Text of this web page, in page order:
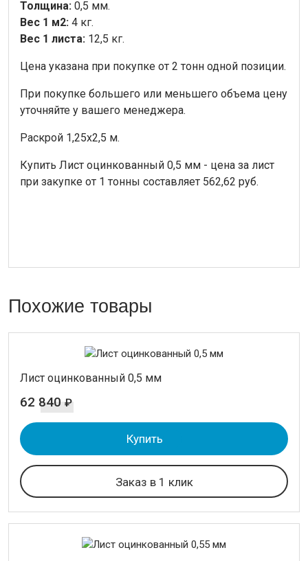
Толщина: 0,5 мм.
Вес 1 м2: 4 кг.
Вес 1 листа: 12,5 кг.
Цена указана при покупке от 2 тонн одной позиции.
При покупке большего или меньшего объема цену
уточняйте у вашего менеджера.
Раскрой 1,25х2,5 м.
Купить Лист оцинкованный 0,5 мм - цена за лист
при закупке от 1 тонны составляет 562,62 руб.
Похожие товары
Лист оцинкованный 0,5 мм
62 840 ₽
Купить
Заказ в 1 клик